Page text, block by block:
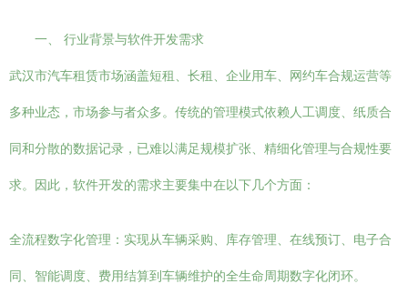
一、 行业背景与软件开发需求
武汉市汽车租赁市场涵盖短租、长租、企业用车、网约车合规运营等
多种业态，市场参与者众多。传统的管理模式依赖人工调度、纸质合
同和分散的数据记录，已难以满足规模扩张、精细化管理与合规性要
求。因此，软件开发的需求主要集中在以下几个方面：
全流程数字化管理：实现从车辆采购、库存管理、在线预订、电子合
同、智能调度、费用结算到车辆维护的全生命周期数字化闭环。